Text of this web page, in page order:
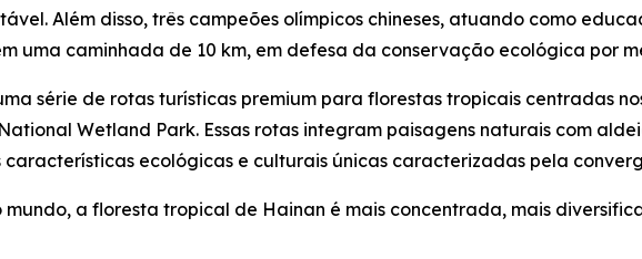
Além disso, três campeões olímpicos chineses, atuando como
uma caminhada de 10 km, em defesa da conservação ecológica por
série de rotas turísticas premium para florestas tropicais centradas
Wetland Park. Essas rotas integram paisagens naturais com
ecológicas e culturais únicas caracterizadas pela
a floresta tropical de Hainan é mais concentrada, mais